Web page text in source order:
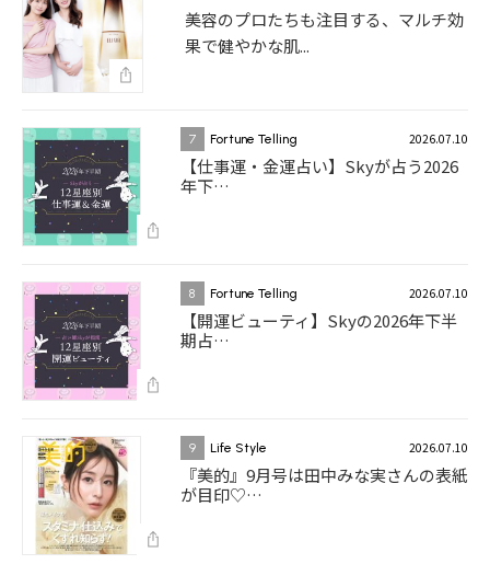
美容のプロたちも注目する、マルチ効
果で健やかな肌...
7 Fortune Telling 2026.07.10
【仕事運・金運占い】Skyが占う2026
年下…
8 Fortune Telling 2026.07.10
【開運ビューティ】Skyの2026年下半
期占…
9 Life Style 2026.07.10
『美的』9月号は田中みな実さんの表紙
が目印♡…